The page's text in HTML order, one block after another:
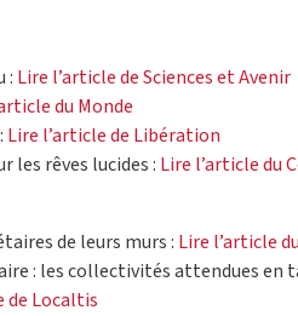
: Lire l’article de Sciences et Avenir
du Monde
Lire l’article de Libération
les rêves lucides : Lire l’article du
de leurs murs : Lire l’article
: les collectivités attendues en
de Localtis